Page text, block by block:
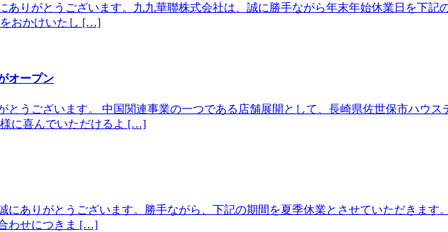
ありがとうございます。九九華聯株式会社は、誠に勝手ながら年末年始休業日を下記
をおかけいたし […]
オープン
とうございます。 中国関連事業の一つである店舗展開として、長崎県佐世保市ハウ
に喜んでいただけるよ […]
ありがとうございます。勝手ながら、下記の期間を夏季休業とさせていただきます
わせにつきま […]